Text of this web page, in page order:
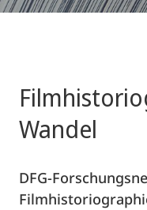
Wandel
DFG-